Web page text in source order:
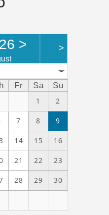
> >
Fr Sa
Su
1
2
7 8 9
14 15 16
21 22 23
28 29 30